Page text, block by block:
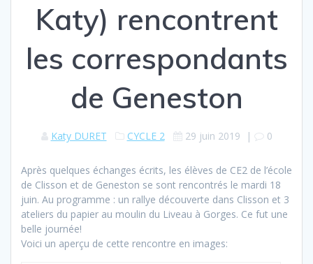
Katy) rencontrent
les correspondants
de Geneston
Katy DURET CYCLE 2 29 juin 2019 | 0
Après quelques échanges écrits, les élèves de CE2 de l’école
de Clisson et de Geneston se sont rencontrés le mardi 18
juin. Au programme : un rallye découverte dans Clisson et 3
ateliers du papier au moulin du Liveau à Gorges. Ce fut une
belle journée!
Voici un aperçu de cette rencontre en images: